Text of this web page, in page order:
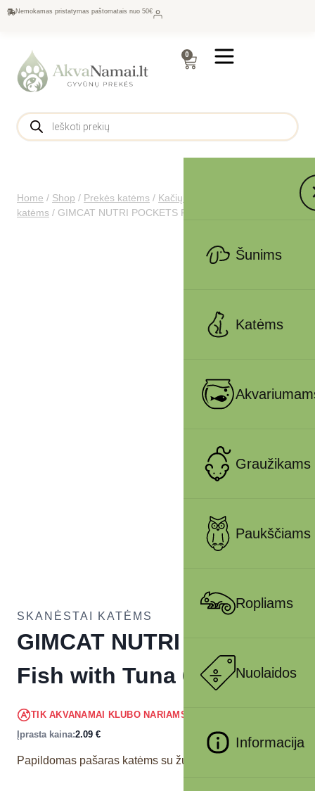
Nemokamas pristatymas paštomatais nuo 50€
0
Šunims
Katėms
Graužikams
Paukščiams
Ropliams
Nuolaidos
Informacija
Home / Shop / Prekės katėms / Kačių maistas
katėms / GIMCAT NUTRI POCKETS Fish with Tuna 60g
SKANĖSTAI KATĖMS
GIMCAT NUTRI POCKETS
Fish with Tuna 60g
TIK AKVANAMAI KLUBO NARIAMS
Įprasta kaina:2.09 €
Papildomas pašaras katėms su žuvimi ir tunais.